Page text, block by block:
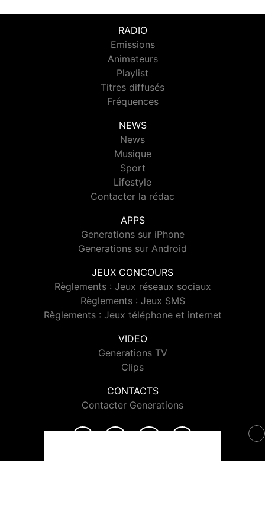
RADIO
Emissions
Animateurs
Playlist
Titres diffusés
Fréquences
NEWS
News
Musique
Sport
Lifestyle
Contacter la rédac
APPS
Generations sur iPhone
Generations sur Android
JEUX CONCOURS
Règlements : Jeux réseaux sociaux
Règlements : Jeux SMS
Règlements : Jeux téléphone et internet
VIDEO
Generations TV
Clips
CONTACTS
Contacter Generations